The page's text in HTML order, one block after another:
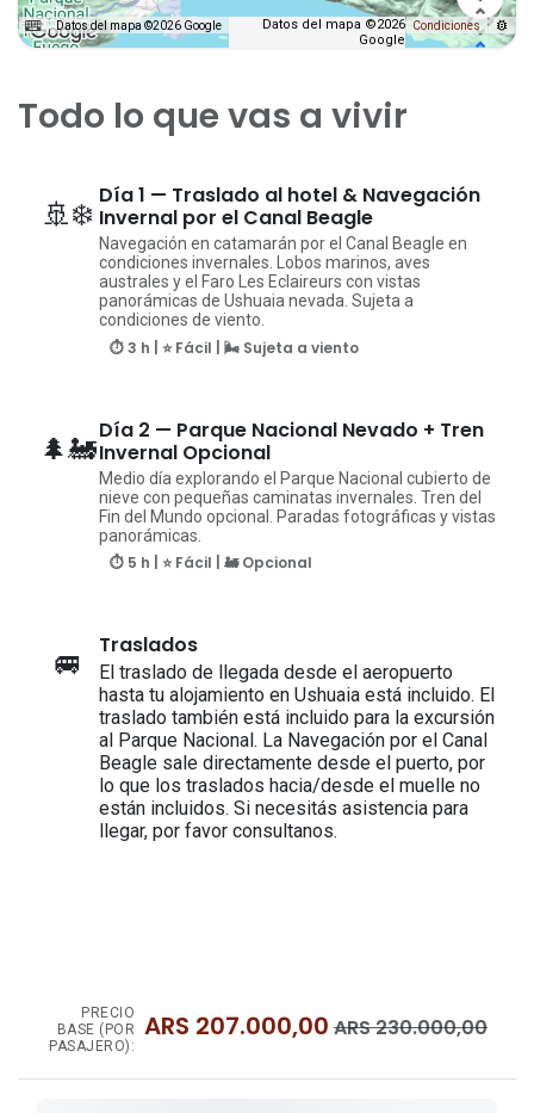
Datos del mapa ©2026 Google
Datos del mapa ©2026
Google
Condiciones
Todo lo que vas a vivir
🚢❄️
Día 1 — Traslado al hotel & Navegación
Invernal por el Canal Beagle
Navegación en catamarán por el Canal Beagle en
condiciones invernales. Lobos marinos, aves
australes y el Faro Les Eclaireurs con vistas
panorámicas de Ushuaia nevada. Sujeta a
condiciones de viento.
⏱ 3 h | ⭐ Fácil | 🌬️ Sujeta a viento
🌲🚂
Día 2 — Parque Nacional Nevado + Tren
Invernal Opcional
Medio día explorando el Parque Nacional cubierto de
nieve con pequeñas caminatas invernales. Tren del
Fin del Mundo opcional. Paradas fotográficas y vistas
panorámicas.
⏱ 5 h | ⭐ Fácil | 🚂 Opcional
🚐
Traslados
El traslado de llegada desde el aeropuerto
hasta tu alojamiento en Ushuaia está incluido. El
traslado también está incluido para la excursión
al Parque Nacional. La Navegación por el Canal
Beagle sale directamente desde el puerto, por
lo que los traslados hacia/desde el muelle no
están incluidos. Si necesitás asistencia para
llegar, por favor consultanos.
PRECIO
BASE (POR
PASAJERO):
ARS 207.000,00 ARS230.000,00